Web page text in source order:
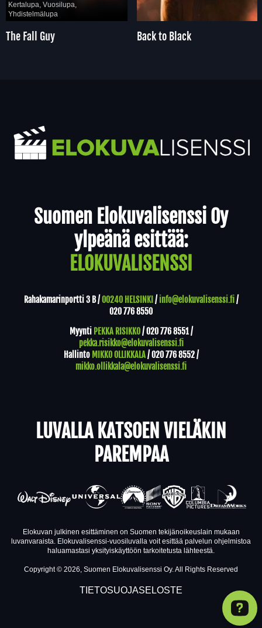
Kertalupa, Vuosilupa,
Yhdistelmälupa
The Fall Guy Back to Black
Suomen Elokuvalisenssi Oy
ylpeänä esittää:
ELOKUVALISENSSI
Rahakamarinportti 3 B /00240 HELSINKI / info@elokuvalisenssi.fi/
020 776 8550
Myynti PEKKA RISIKKO/020 776 8551/
pekka.risikko@elokuvalisenssi.fi
Hallinto MIKKO OLLIKKALA/020 776 8552/
mikko.ollikkala@elokuvalisenssi.fi
LUVALLA KATSOEN VIELÄKIN
PAREMPAA
Elokuvan julkinen esittäminen on Suomen tekijänoikeuslain mukaan
luvanvaraista. Elokuvalisenssi-vuosiluvalla voit esittää palvelun ohjelmistoa
haluamastasi yksityiskäyttöön tarkoitetusta lähteestä.
Copyright © 2026, Suomen Elokuvalisenssi Oy. All Rights Reserved
TIETOSUOJASELOSTE